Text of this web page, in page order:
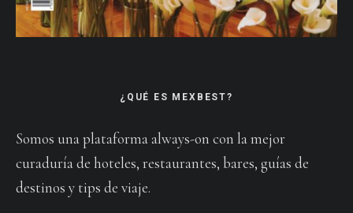
¿QUÉ ES MEXBEST?
Somos una plataforma always-on con la mejor
curaduría de hoteles, restaurantes, bares, guías de
destinos y tips de viaje.